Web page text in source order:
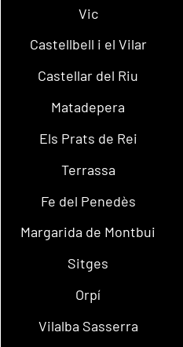
Vic
Castellbell i el Vilar
Castellar del Riu
Matadepera
Els Prats de Rei
Terrassa
Fe del Penedès
Margarida de Montbui
Sitges
Orpí
Vilalba Sasserra